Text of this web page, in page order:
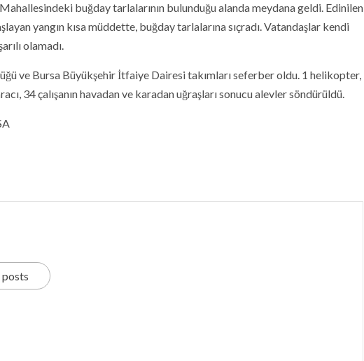
Mahallesindeki buğday tarlalarının bulunduğu alanda meydana geldi. Edinilen
yangın kısa müddette, buğday tarlalarına sıçradı. Vatandaşlar kendi
olamadı.
ve Bursa Büyükşehir İtfaiye Dairesi takımları seferber oldu. 1 helikopter,
34 çalışanın havadan ve karadan uğraşları sonucu alevler söndürüldü.
posts